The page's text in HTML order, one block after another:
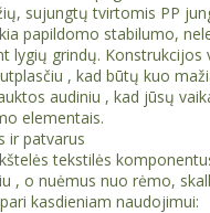
sujungtų tvirtomis PP
papildomo stabilumo,
lygių grindų. Konstrukcijos
, kad būtų kuo
audiniu , kad jūsų
elementais.
ir patvarus
tekstilės
, o nuėmus nuo rėmo,
kasdieniam naudojimui: